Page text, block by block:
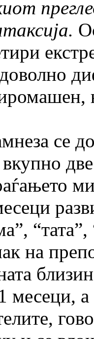
се
на
месеци,